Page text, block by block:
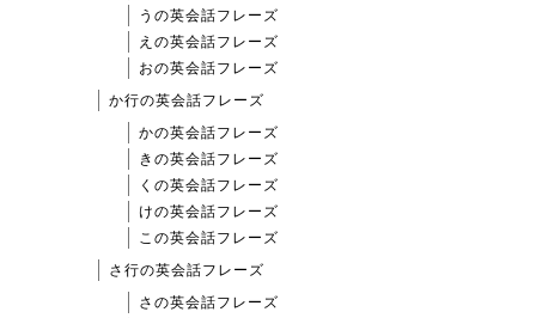
うの英会話フレーズ
えの英会話フレーズ
おの英会話フレーズ
か行の英会話フレーズ
かの英会話フレーズ
きの英会話フレーズ
くの英会話フレーズ
けの英会話フレーズ
この英会話フレーズ
さ行の英会話フレーズ
さの英会話フレーズ